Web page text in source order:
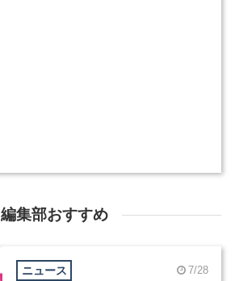
編集部おすすめ
ニュース 7/28